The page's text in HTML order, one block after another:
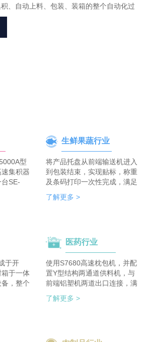
、自动上料、包装、装箱的整个自动化过
度的降低了人工成本、提高了生产效率、降
实现价值最大化。
型
集积器
SE-
整线的
完成生
器，实
种形式
间减
种形式
量减半
生鲜果蔬行业
将产品托盘从前端输送机进入
到包装结束，实现贴标，称重
及条码打印一次性完成，满足
客户包装效率120个/min的包
装需求。 多种物品包装的兼
了解更多 >
于开
于一体
，整个
配节拍
稳定。
医药行业
使用S7680高速枕包机，并配
置Y型结构两通道供料机，与
前端铝塑机两道出口连接，满
足了枕包机的稳定供料，又缩
短了设备总长。枕包机单道输
了解更多 >